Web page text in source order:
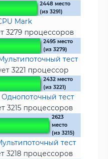
2448 место
(из 3291)
Mark
3279 процессоров
2495 место
(из 3279)
тест
3221 процессор
2432 место
(из 3221)
Однопоточный тест
3215 процессоров
2623
место
(из 3215)
тест
3218 процессоров